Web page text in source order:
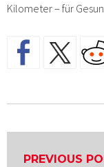
Kilometer – für
PREVIOUS